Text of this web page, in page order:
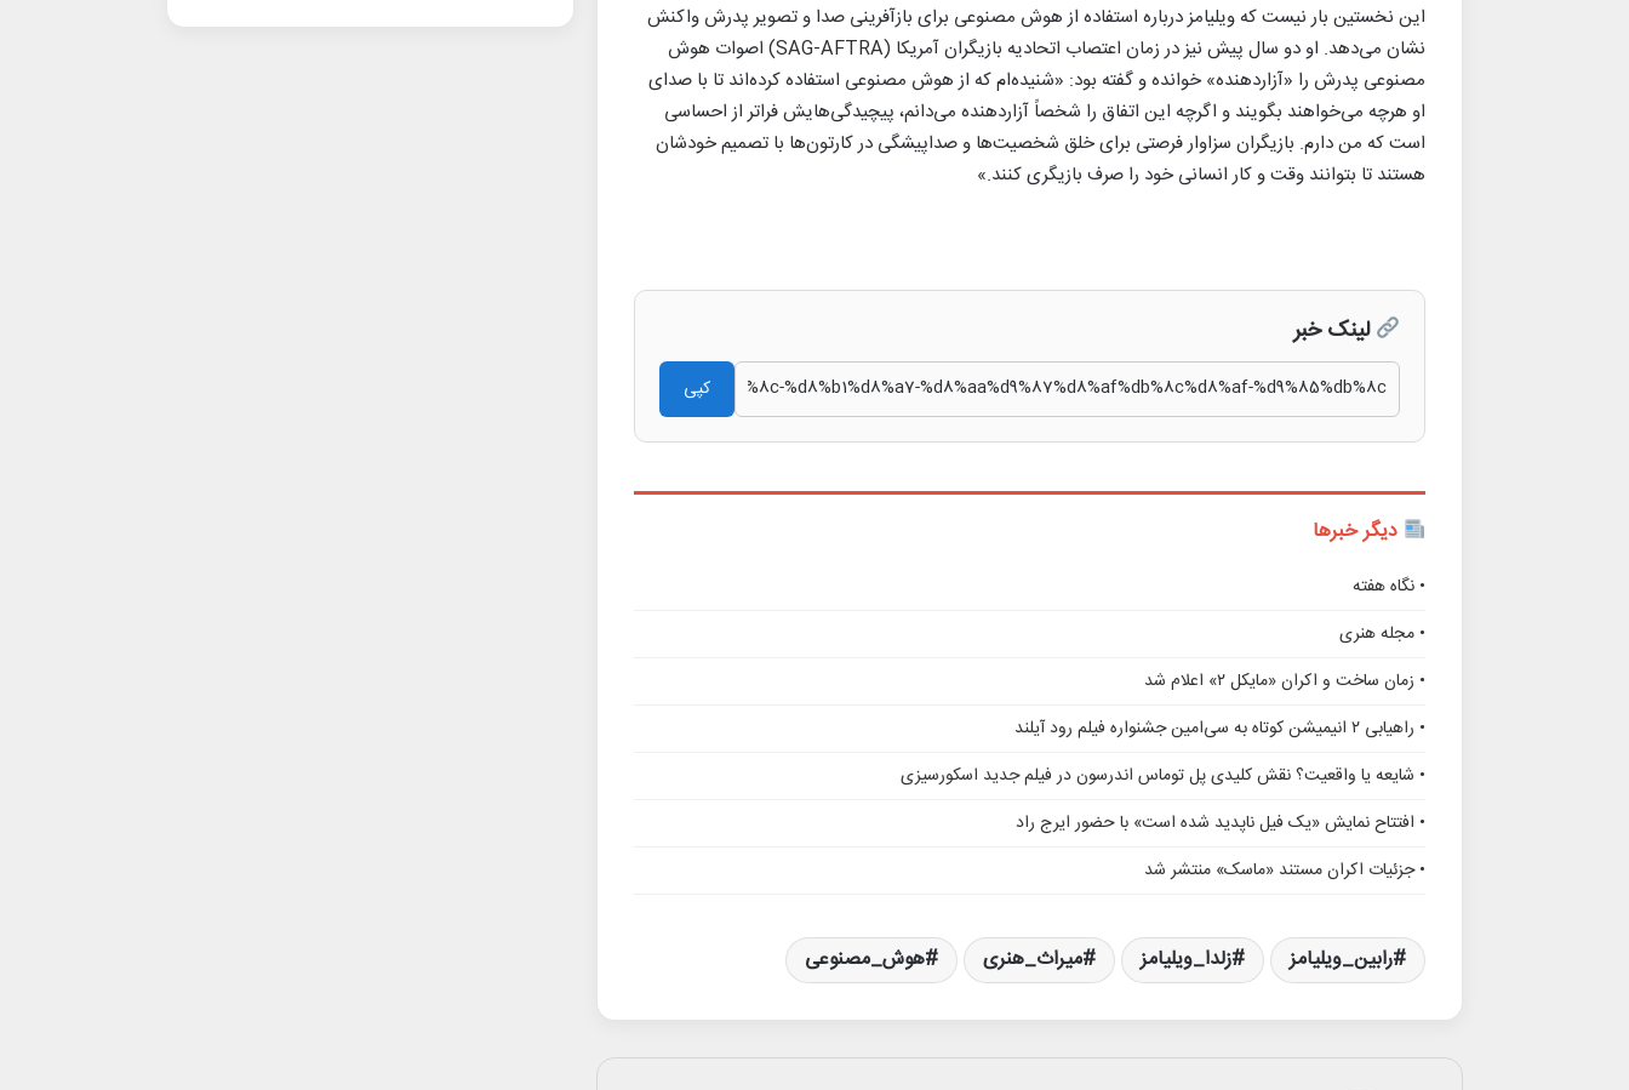
این نخستین بار نیست که ویلیامز درباره استفاده از هوش مصنوعی برای بازآفرینی صدا و تصویر پدرش واکنش
نشان می‌دهد. او دو سال پیش نیز در زمان اعتصاب اتحادیه بازیگران آمریکا (SAG-AFTRA) اصوات هوش
مصنوعی پدرش را «آزاردهنده» خوانده و گفته بود: «شنیده‌ام که از هوش مصنوعی استفاده کرده‌اند تا با صدای
او هرچه می‌خواهند بگویند و اگرچه این اتفاق را شخصاً آزاردهنده می‌دانم، پیچیدگی‌هایش فراتر از احساسی
است که من دارم. بازیگران سزاوار فرصتی برای خلق شخصیت‌ها و صداپیشگی در کارتون‌ها با تصمیم خودشان
هستند تا بتوانند وقت و کار انسانی خود را صرف بازیگری کنند.»
لینک خبر
کپی
دیگر خبرها
• نگاه هفته
• مجله هنری
• زمان ساخت و اکران «مایکل ۲» اعلام شد
• راهیابی ۲ انیمیشن کوتاه به سی‌امین جشنواره فیلم رود آیلند
• شایعه یا واقعیت؟ نقش کلیدی پل توماس اندرسون در فیلم جدید اسکورسیزی
• افتتاح نمایش «یک فیل ناپدید شده است» با حضور ایرج راد
• جزئیات اکران مستند «ماسک» منتشر شد
رابین_ویلیامز زلدا_ویلیامز میراث_هنری هوش_مصنوعی